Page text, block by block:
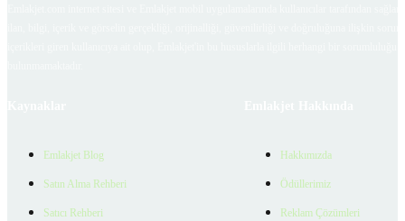
Emlakjet Blog
Satın Alma Rehberi
Satıcı Rehberi
Hakkımızda
Ödüllerimiz
Reklam Çözümleri